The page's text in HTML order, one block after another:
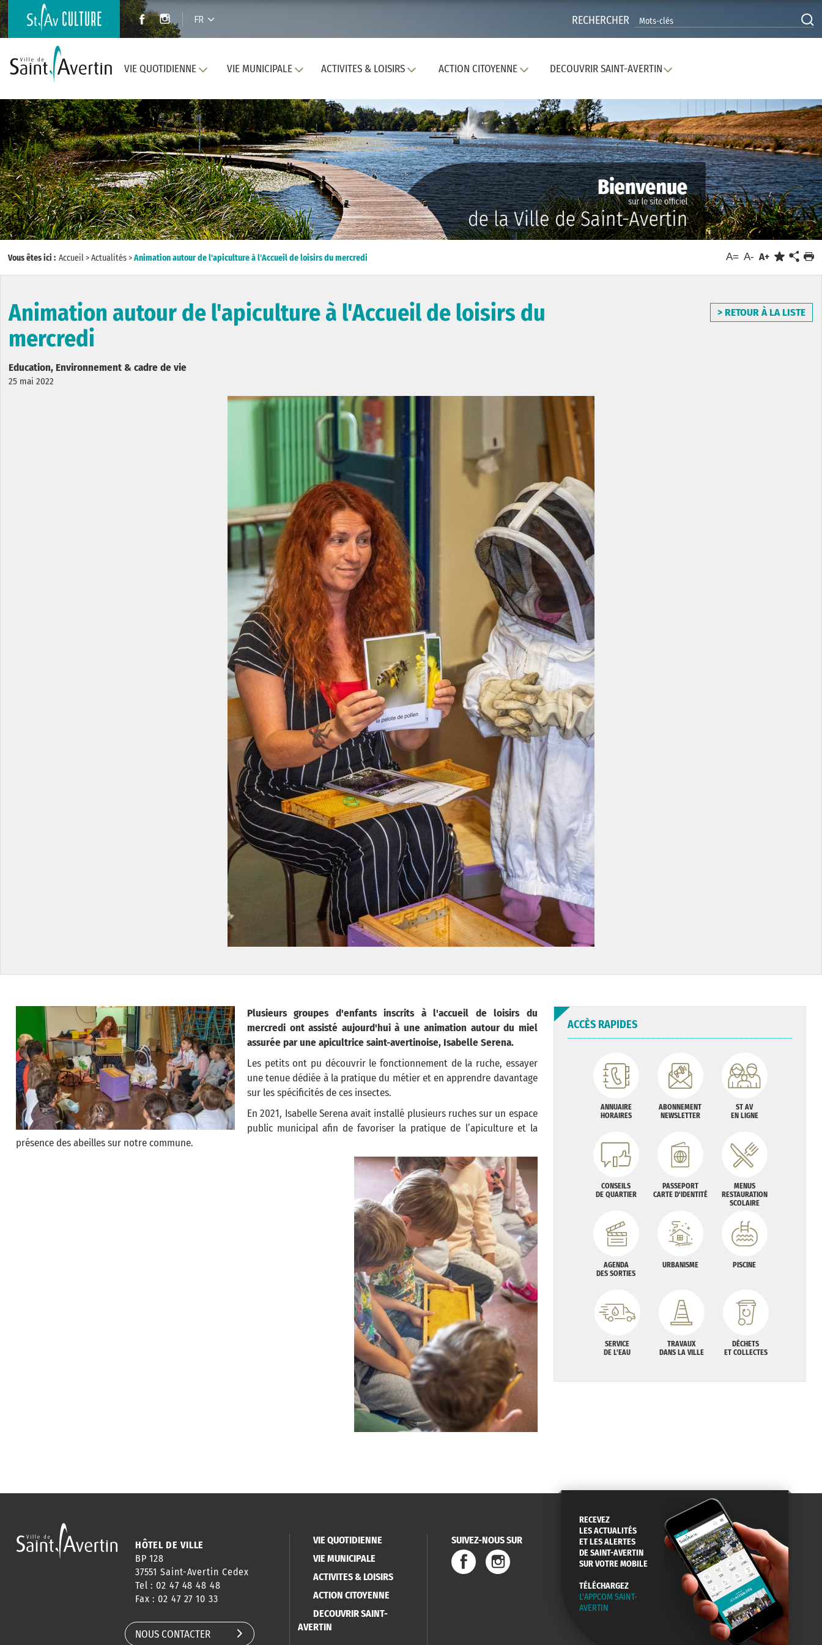
FR RECHERCHER
VIE QUOTIDIENNE VIE MUNICIPALE ACTIVITES & LOISIRS ACTION CITOYENNE DECOUVRIR SAINT-AVERTIN
Vous êtes ici : Accueil>Actualités>Animation autour de l'apiculture à l'Accueil de loisirs du mercredi A= A- A+
Animation autour de l'apiculture à l'Accueil de loisirs du
mercredi
> RETOUR À LA LISTE
Education, Environnement & cadre de vie
25 mai 2022
Plusieurs groupes d'enfants inscrits à l'accueil de loisirs du
mercredi ont assisté aujourd'hui à une animation autour du miel
assurée par une apicultrice saint-avertinoise, Isabelle Serena.
Les petits ont pu découvrir le fonctionnement de la ruche, essayer
une tenue dédiée à la pratique du métier et en apprendre davantage
sur les spécificités de ces insectes.
En 2021, Isabelle Serena avait installé plusieurs ruches sur un espace
public municipal afin de favoriser la pratique de l’apiculture et la
présence des abeilles sur notre commune.
ACCÈS RAPIDES
ANNUAIRE
HORAIRES
ABONNEMENT
NEWSLETTER
ST AV
EN LIGNE
CONSEILS
DE QUARTIER
PASSEPORT
CARTE D'IDENTITÉ
MENUS
RESTAURATION
SCOLAIRE
AGENDA
DES SORTIES
URBANISME PISCINE
SERVICE
DE L'EAU
TRAVAUX
DANS LA VILLE
DÉCHETS
ET COLLECTES
HÔTEL DE VILLE
BP 128
37551 Saint-Avertin Cedex
Tel : 02 47 48 48 48
Fax : 02 47 27 10 33
NOUS CONTACTER
VIE QUOTIDIENNE
VIE MUNICIPALE
ACTIVITES & LOISIRS
ACTION CITOYENNE
DECOUVRIR SAINT-
AVERTIN
SUIVEZ-NOUS SUR
RECEVEZ
LES ACTUALITÉS
ET LES ALERTES
DE SAINT-AVERTIN
SUR VOTRE MOBILE
TÉLÉCHARGEZ
L'APPCOM SAINT-
AVERTIN